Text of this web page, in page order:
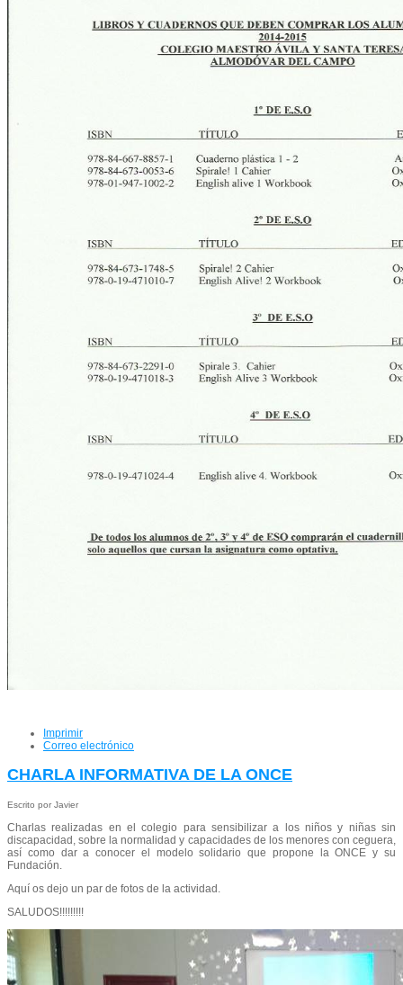
Imprimir
Correo electrónico
CHARLA INFORMATIVA DE LA ONCE
Escrito por Javier
Charlas realizadas en el colegio para sensibilizar a los niños y niñas sin
discapacidad, sobre la normalidad y capacidades de los menores con ceguera,
así como dar a conocer el modelo solidario que propone la ONCE y su
Fundación.
Aquí os dejo un par de fotos de la actividad.
SALUDOS!!!!!!!!!